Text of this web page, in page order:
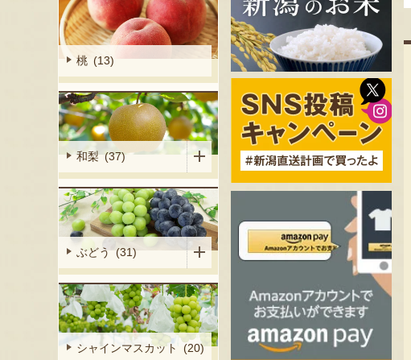
桃 (13)
和梨 (37)
ぶどう (31)
シャインマスカット (20)